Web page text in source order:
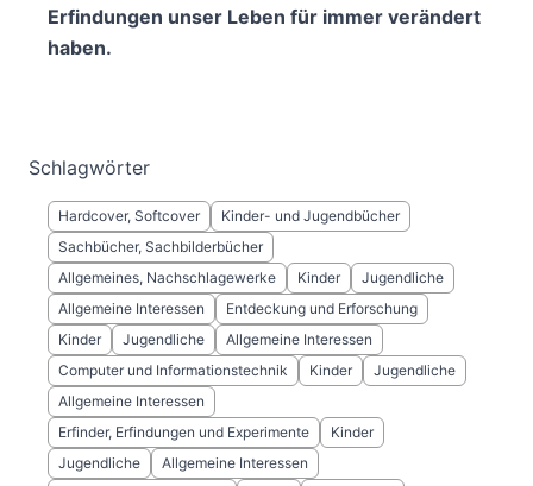
Erfindungen unser Leben für immer verändert
haben.
Schlagwörter
Hardcover, Softcover
Kinder- und Jugendbücher
Sachbücher, Sachbilderbücher
Allgemeines, Nachschlagewerke
Kinder
Jugendliche
Allgemeine Interessen
Entdeckung und Erforschung
Kinder
Jugendliche
Allgemeine Interessen
Computer und Informationstechnik
Kinder
Jugendliche
Allgemeine Interessen
Erfinder, Erfindungen und Experimente
Kinder
Jugendliche
Allgemeine Interessen